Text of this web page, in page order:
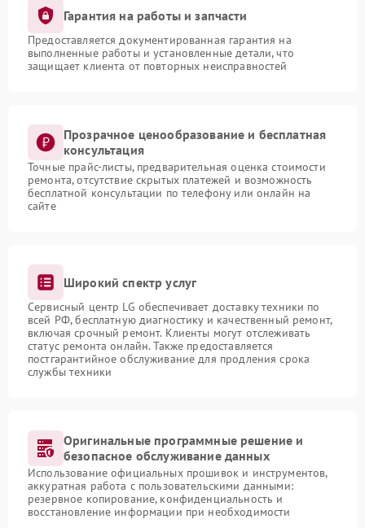
Гарантия на работы и запчасти
Предоставляется документированная гарантия на
выполненные работы и установленные детали, что
защищает клиента от повторных неисправностей
Прозрачное ценообразование и бесплатная
консультация
Точные прайс-листы, предварительная оценка стоимости
ремонта, отсутствие скрытых платежей и возможность
бесплатной консультации по телефону или онлайн на
сайте
Широкий спектр услуг
Сервисный центр LG обеспечивает доставку техники по
всей РФ, бесплатную диагностику и качественный ремонт,
включая срочный ремонт. Клиенты могут отслеживать
статус ремонта онлайн. Также предоставляется
постгарантийное обслуживание для продления срока
службы техники
Оригинальные программные решение и
безопасное обслуживание данных
Использование официальных прошивок и инструментов,
аккуратная работа с пользовательскими данными:
резервное копирование, конфиденциальность и
восстановление информации при необходимости